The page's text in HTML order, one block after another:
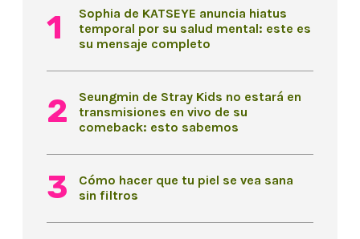
Sophia de KATSEYE anuncia hiatus
temporal por su salud mental: este es
su mensaje completo
Seungmin de Stray Kids no estará en
transmisiones en vivo de su
comeback: esto sabemos
Cómo hacer que tu piel se vea sana
sin filtros